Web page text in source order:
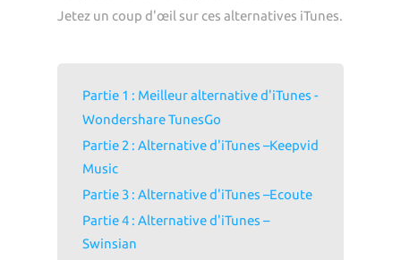
Jetez un coup d'œil sur ces alternatives iTunes.
Partie 1 : Meilleur alternative d'iTunes -
Wondershare TunesGo
Partie 2 : Alternative d'iTunes –Keepvid
Music
Partie 3 : Alternative d'iTunes –Ecoute
Partie 4 : Alternative d'iTunes –
Swinsian